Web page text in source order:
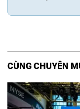
CÙNG CHUYÊN